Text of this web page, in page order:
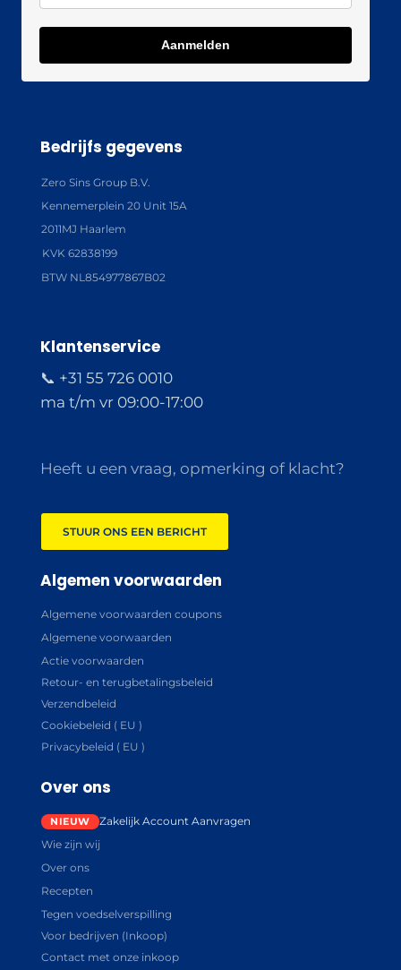
Aanmelden
Bedrijfs gegevens
Zero Sins Group B.V.
Kennemerplein 20 Unit 15A
2011MJ Haarlem
KVK 62838199
BTW NL854977867B02
Klantenservice
📞 +31 55 726 0010
ma t/m vr 09:00-17:00
Heeft u een vraag, opmerking of klacht?
STUUR ONS EEN BERICHT
Algemen voorwaarden
Algemene voorwaarden coupons
Algemene voorwaarden
Actie voorwaarden
Retour- en terugbetalingsbeleid
Verzendbeleid
Cookiebeleid ( EU )
Privacybeleid ( EU )
Over ons
Zakelijk Account Aanvragen
Wie zijn wij
Over ons
Recepten
Tegen voedselverspilling
Voor bedrijven (Inkoop)
Contact met onze inkoop